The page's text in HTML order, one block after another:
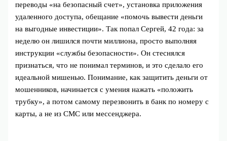
переводы «на безопасный счет», установка приложения
удаленного доступа, обещание «помочь вывести деньги
на выгодные инвестиции». Так попал Сергей, 42 года: за
неделю он лишился почти миллиона, просто выполняя
инструкции «службы безопасности». Он стеснялся
признаться, что не понимал терминов, и это сделало его
идеальной мишенью. Понимание, как защитить деньги от
мошенников, начинается с умения нажать «положить
трубку», а потом самому перезвонить в банк по номеру с
карты, а не из СМС или мессенджера.